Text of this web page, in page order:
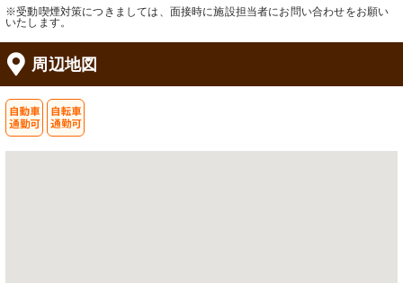
※受動喫煙対策につきましては、面接時に施設担当者にお問い合わせをお願い
いたします。
周辺地図